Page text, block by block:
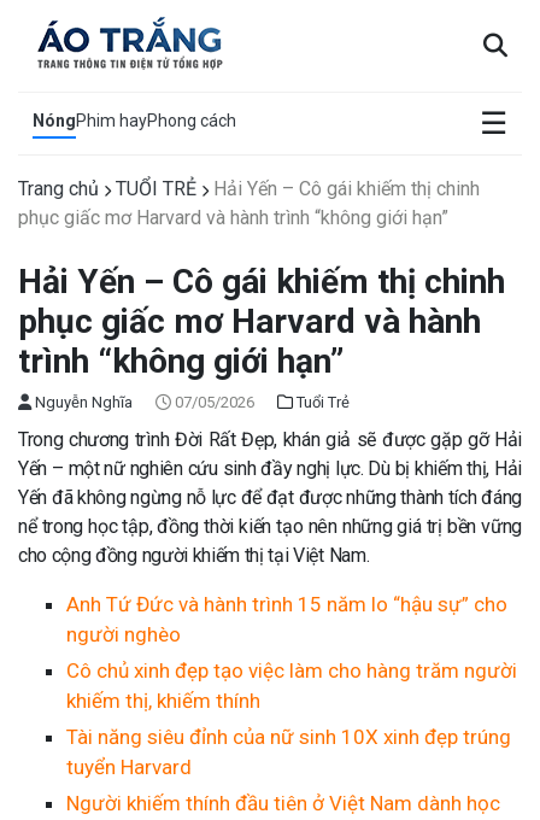
NóngPhim hayPhong cách ☰
×
Trang chủ TUỔI TRẺ
Hải Yến – Cô gái khiếm thị chinh
phục giấc mơ Harvard và hành trình “không giới hạn”
Hải Yến – Cô gái khiếm thị chinh
phục giấc mơ Harvard và hành
trình “không giới hạn”
Nguyễn Nghĩa 07/05/2026 Tuổi Trẻ
Trong chương trình Đời Rất Đẹp, khán giả sẽ được gặp gỡ Hải
Yến – một nữ nghiên cứu sinh đầy nghị lực. Dù bị khiếm thị, Hải
Yến đã không ngừng nỗ lực để đạt được những thành tích đáng
nể trong học tập, đồng thời kiến tạo nên những giá trị bền vững
cho cộng đồng người khiếm thị tại Việt Nam.
Anh Tứ Đức và hành trình 15 năm lo “hậu sự” cho
người nghèo
Cô chủ xinh đẹp tạo việc làm cho hàng trăm người
khiếm thị, khiếm thính
Tài năng siêu đỉnh của nữ sinh 10X xinh đẹp trúng
tuyển Harvard
Người khiếm thính đầu tiên ở Việt Nam dành học